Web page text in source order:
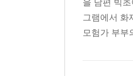
TRAVEL with
INTERVIEW : 퀸
INFORMATION
을 남편 빅
그램에서 화
모험가 부부